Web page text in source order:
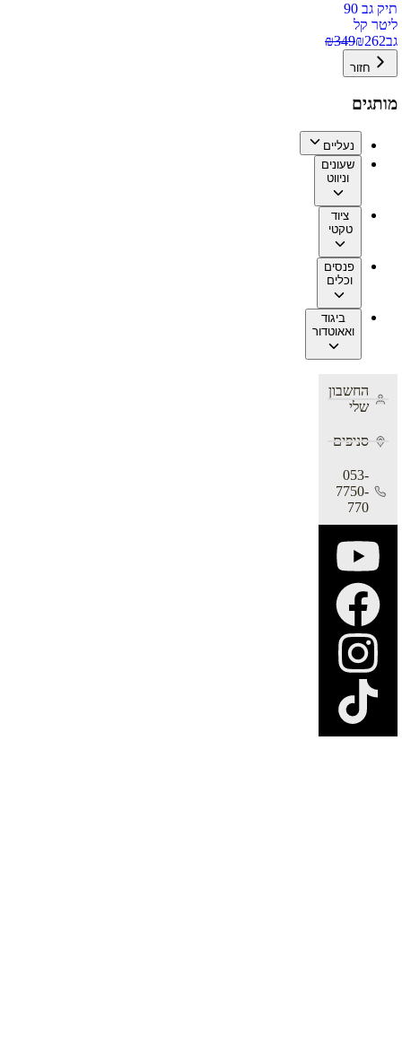
תיק גב 90
ליטר קל
גב
₪262
₪349
חזור
מותגים
נעליים
שעונים
וניווט
ציוד
טקטי
פנסים
וכלים
ביגוד
ואאוטדור
החשבון
שלי
סניפים
053-
7750-
770